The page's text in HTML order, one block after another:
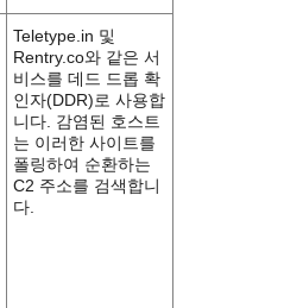
Teletype.in 및
Rentry.co와 같은 서
비스를 데드 드롭 확
인자(DDR)로 사용합
니다. 감염된 호스트
는 이러한 사이트를
폴링하여 순환하는
C2 주소를 검색합니
다.